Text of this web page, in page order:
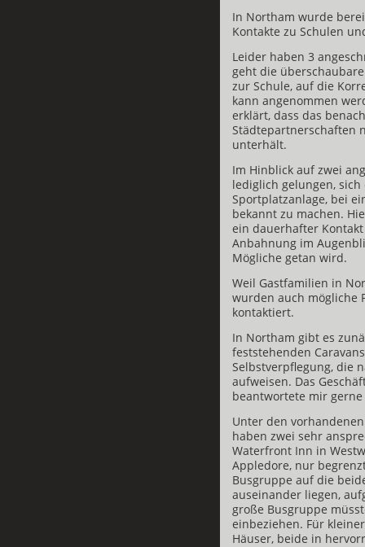
In Northam wurde
Kontakte zu Schulen
Leider haben 3
geht die
zur Schule, auf die
kann angenommen
erklärt, dass das
Städtepartnerschaften
unterhält.
Im Hinblick auf zwei
lediglich gelungen,
Sportplatzanlage, bei
bekannt zu machen.
ein dauerhafter
Anbahnung im
Mögliche getan wird.
Weil Gastfamilien in
wurden auch mögliche
kontaktiert.
In Northam gibt es
feststehenden
Selbstverpflegung, die
aufweisen. Das
beantwortete mir gerne
Unter den
haben zwei sehr
Waterfront Inn in
Appledore, nur
Busgruppe auf die
auseinander liegen,
große Busgruppe
einbeziehen. Für
Häuser, beide in